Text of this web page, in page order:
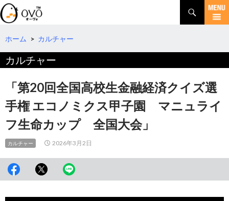
検
索
コ
テ
ツ
へ
ホーム > カルチャー
カルチャー
「第20回全国高校生金融経済クイズ選
手権 エコノミクス甲子園 マニュライ
フ生命カップ 全国大会」
カルチャー 2026年3月2日